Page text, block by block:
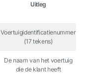
Uitleg
Voertuigidentificatienummer
(17 tekens)
De naam van het voertuig
die de klant heeft